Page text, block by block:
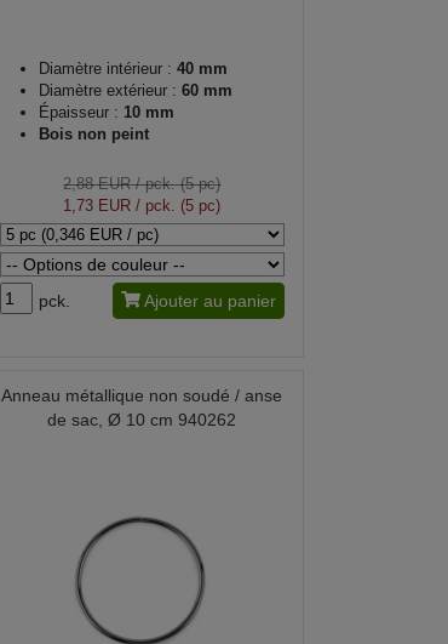
Diamètre intérieur : 40 mm
Diamètre extérieur : 60 mm
Épaisseur : 10 mm
Bois non peint
2,88 EUR/ pck. (5 pc)
1,73 EUR / pck. (5 pc)
pck. Ajouter au panier
Anneau métallique non soudé / anse
de sac, Ø 10 cm 940262